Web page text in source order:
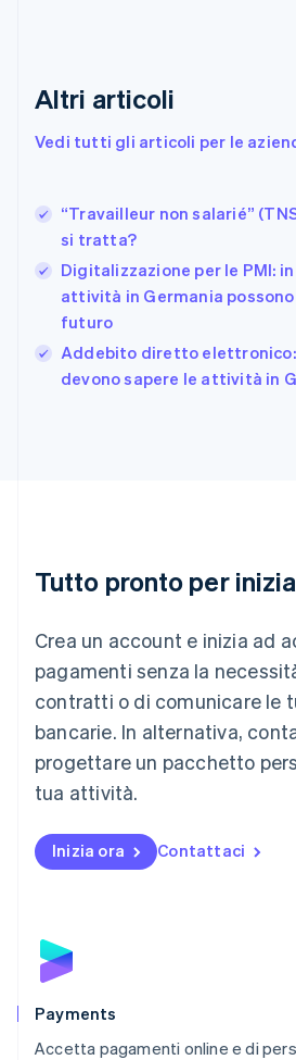
Altri articoli
Vedi tutti gli articoli per le
“Travailleur non salarié”
si tratta?
Digitalizzazione per le PMI:
attività in Germania
futuro
Addebito diretto
devono sapere le attività in
Tutto pronto per
Crea un account e inizia ad
pagamenti senza la
contratti o di comunicare le
bancarie. In alternativa,
progettare un pacchetto
tua attività.
Inizia ora Contattaci
Payments
Accetta pagamenti online e di
Finlandia
Francia
DeutschEnglish
Giappone
日本語 English
Gibilterra
English
Grecia
English
India
Lituania
Lussemburgo
Deutsch English
Malaysia
English 简体中文
Malta
Messico
EspañolEnglish
English
Nuova Zelanda
Polonia
English
Português
English简体中文